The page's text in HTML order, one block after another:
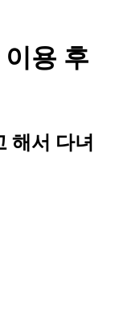
이용 후
해서 다녀